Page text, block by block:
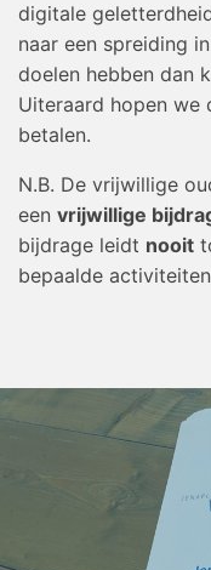
digitale
naar een spreiding
doelen hebben dan
Uiteraard hopen
betalen.
N.B. De vrijwillige
een vrijwillige
bijdrage leidt nooit
bepaalde